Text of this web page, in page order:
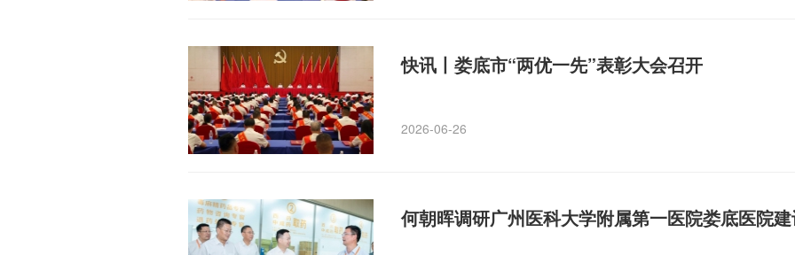
快讯丨娄底市“两优一先”表彰大会召开
2026-06-26
何朝晖调研广州医科大学附属第一医院娄底医院